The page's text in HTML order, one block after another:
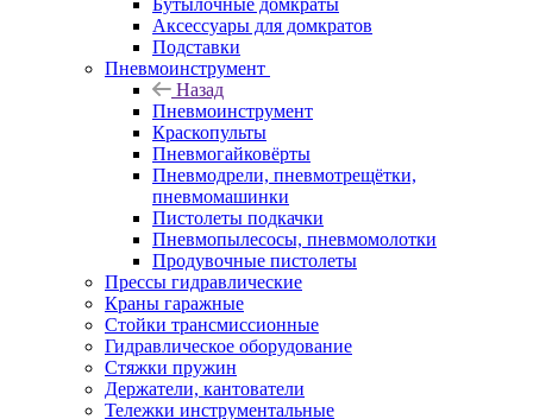
Бутылочные домкраты
Аксессуары для домкратов
Подставки
Пневмоинструмент
Назад
Пневмоинструмент
Краскопульты
Пневмогайковёрты
Пневмодрели, пневмотрещётки,
пневмомашинки
Пистолеты подкачки
Пневмопылесосы, пневмомолотки
Продувочные пистолеты
Прессы гидравлические
Краны гаражные
Стойки трансмиссионные
Гидравлическое оборудование
Стяжки пружин
Держатели, кантователи
Тележки инструментальные